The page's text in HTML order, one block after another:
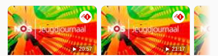
20:57 21:17